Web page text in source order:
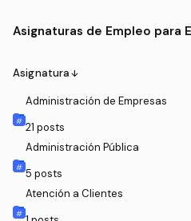
Asignaturas de Empleo para
Asignatura arrow_downward
Administración de Empresas
21 posts
Administración Pública
5 posts
Atención a Clientes